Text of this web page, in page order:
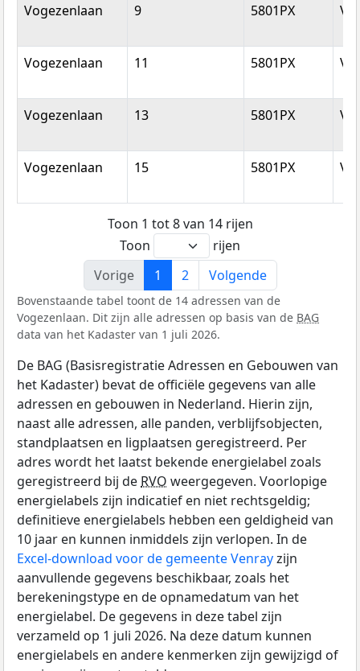
Vogezenlaan 9 5801PX
Vogezenlaan 11 5801PX
Vogezenlaan 13 5801PX
Vogezenlaan 15 5801PX
Toon 1 tot 8 van 14 rijen
Toon
rijen
Vorige
1 2 Volgende
Bovenstaande tabel toont de 14 adressen van de
Vogezenlaan. Dit zijn alle adressen op basis van de BAG
data van het Kadaster van 1 juli 2026.
De BAG (Basisregistratie Adressen en Gebouwen van
het Kadaster) bevat de officiële gegevens van alle
adressen en gebouwen in Nederland. Hierin zijn,
naast alle adressen, alle panden, verblijfsobjecten,
standplaatsen en ligplaatsen geregistreerd. Per
adres wordt het laatst bekende energielabel zoals
geregistreerd bij de RVO weergegeven. Voorlopige
energielabels zijn indicatief en niet rechtsgeldig;
definitieve energielabels hebben een geldigheid van
10 jaar en kunnen inmiddels zijn verlopen. In de
Excel-download voor de gemeente Venrayzijn
aanvullende gegevens beschikbaar, zoals het
berekeningstype en de opnamedatum van het
energielabel. De gegevens in deze tabel zijn
verzameld op 1 juli 2026. Na deze datum kunnen
energielabels en andere kenmerken zijn gewijzigd of